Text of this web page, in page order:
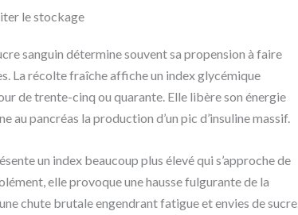
le stockage
sanguin détermine souvent sa propension à faire
La récolte fraîche affiche un index glycémique
de trente-cinq ou quarante. Elle libère son énergie
au pancréas la production d’un pic d’insuline massif.
un index beaucoup plus élevé qui s’approche de
elle provoque une hausse fulgurante de la
chute brutale engendrant fatigue et envies de sucre.